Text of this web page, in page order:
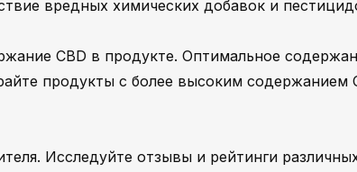
вредных химических добавок и
CBD в продукте. Оптимальное
продукты с более высоким содержанием
Исследуйте отзывы и рейтинги